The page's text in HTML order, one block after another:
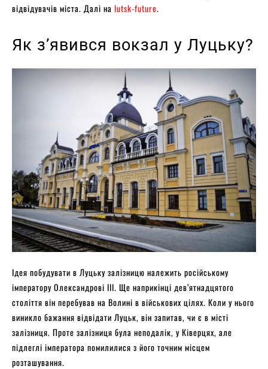
відвідувачів міста. Далі на lutsk-future.
Як з’явився вокзал у Луцьку?
Ідея побудувати в Луцьку залізницю належить російському
імператору Олександрові ІІІ. Ще наприкінці дев’ятнадцятого
століття він перебував на Волині в військових цілях. Коли у нього
виникло бажання відвідати Луцьк, він запитав, чи є в місті
залізниця. Проте залізниця була неподалік, у Ківерцях, але
підлеглі імператора помилилися з його точним місцем
розташування.